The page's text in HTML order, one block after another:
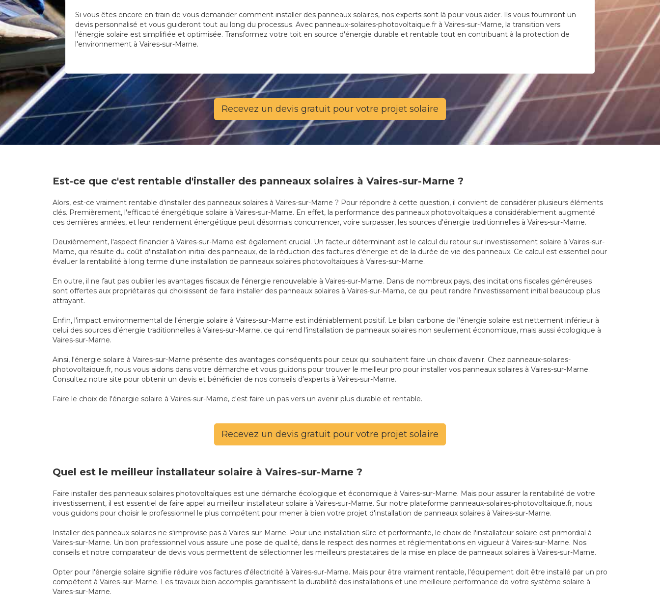
Si vous êtes encore en train de vous demander comment installer des panneaux solaires, nos experts sont là pour vous aider. Ils vous fourniront un
devis personnalisé et vous guideront tout au long du processus. Avec panneaux-solaires-photovoltaique.fr à Vaires-sur-Marne, la transition vers
l'énergie solaire est simplifiée et optimisée. Transformez votre toit en source d'énergie durable et rentable tout en contribuant à la protection de
l'environnement à Vaires-sur-Marne.
Recevez un devis gratuit pour votre projet solaire
Est-ce que c'est rentable d'installer des panneaux solaires à Vaires-sur-Marne ?
Alors, est-ce vraiment rentable d'installer des panneaux solaires à Vaires-sur-Marne ? Pour répondre à cette question, il convient de considérer plusieurs éléments
clés. Premièrement, l'efficacité énergétique solaire à Vaires-sur-Marne. En effet, la performance des panneaux photovoltaïques a considérablement augmenté
ces dernières années, et leur rendement énergétique peut désormais concurrencer, voire surpasser, les sources d'énergie traditionnelles à Vaires-sur-Marne.
Deuxièmement, l'aspect financier à Vaires-sur-Marne est également crucial. Un facteur déterminant est le calcul du retour sur investissement solaire à Vaires-sur-
Marne, qui résulte du coût d'installation initial des panneaux, de la réduction des factures d'énergie et de la durée de vie des panneaux. Ce calcul est essentiel pour
évaluer la rentabilité à long terme d'une installation de panneaux solaires photovoltaïques à Vaires-sur-Marne.
En outre, il ne faut pas oublier les avantages fiscaux de l'énergie renouvelable à Vaires-sur-Marne. Dans de nombreux pays, des incitations fiscales généreuses
sont offertes aux propriétaires qui choisissent de faire installer des panneaux solaires à Vaires-sur-Marne, ce qui peut rendre l'investissement initial beaucoup plus
attrayant.
Enfin, l'impact environnemental de l'énergie solaire à Vaires-sur-Marne est indéniablement positif. Le bilan carbone de l'énergie solaire est nettement inférieur à
celui des sources d'énergie traditionnelles à Vaires-sur-Marne, ce qui rend l'installation de panneaux solaires non seulement économique, mais aussi écologique à
Vaires-sur-Marne.
Ainsi, l'énergie solaire à Vaires-sur-Marne présente des avantages conséquents pour ceux qui souhaitent faire un choix d'avenir. Chez panneaux-solaires-
photovoltaique.fr, nous vous aidons dans votre démarche et vous guidons pour trouver le meilleur pro pour installer vos panneaux solaires à Vaires-sur-Marne.
Consultez notre site pour obtenir un devis et bénéficier de nos conseils d'experts à Vaires-sur-Marne.
Faire le choix de l'énergie solaire à Vaires-sur-Marne, c'est faire un pas vers un avenir plus durable et rentable.
Recevez un devis gratuit pour votre projet solaire
Quel est le meilleur installateur solaire à Vaires-sur-Marne ?
Faire installer des panneaux solaires photovoltaïques est une démarche écologique et économique à Vaires-sur-Marne. Mais pour assurer la rentabilité de votre
investissement, il est essentiel de faire appel au meilleur installateur solaire à Vaires-sur-Marne. Sur notre plateforme panneaux-solaires-photovoltaique.fr, nous
vous guidons pour choisir le professionnel le plus compétent pour mener à bien votre projet d'installation de panneaux solaires à Vaires-sur-Marne.
Installer des panneaux solaires ne s'improvise pas à Vaires-sur-Marne. Pour une installation sûre et performante, le choix de l'installateur solaire est primordial à
Vaires-sur-Marne. Un bon professionnel vous assure une pose de qualité, dans le respect des normes et réglementations en vigueur à Vaires-sur-Marne. Nos
conseils et notre comparateur de devis vous permettent de sélectionner les meilleurs prestataires de la mise en place de panneaux solaires à Vaires-sur-Marne.
Opter pour l'énergie solaire signifie réduire vos factures d'électricité à Vaires-sur-Marne. Mais pour être vraiment rentable, l'équipement doit être installé par un pro
compétent à Vaires-sur-Marne. Les travaux bien accomplis garantissent la durabilité des installations et une meilleure performance de votre système solaire à
Vaires-sur-Marne.